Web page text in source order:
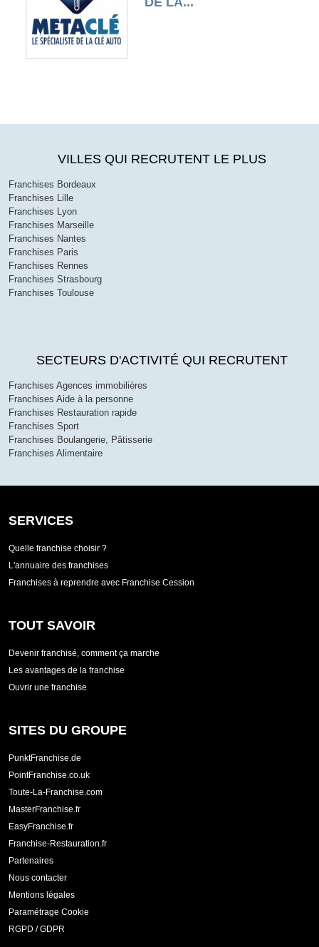
VILLES QUI RECRUTENT LE PLUS
Franchises Bordeaux
Franchises Lille
Franchises Lyon
Franchises Marseille
Franchises Nantes
Franchises Paris
Franchises Rennes
Franchises Strasbourg
Franchises Toulouse
SECTEURS D'ACTIVITÉ QUI RECRUTENT
Franchises Agences immobilières
Franchises Aide à la personne
Franchises Restauration rapide
Franchises Sport
Franchises Boulangerie, Pâtisserie
Franchises Alimentaire
SERVICES
Quelle franchise choisir ?
L'annuaire des franchises
Franchises à reprendre avec Franchise Cession
TOUT SAVOIR
Devenir franchisé, comment ça marche
Les avantages de la franchise
Ouvrir une franchise
SITES DU GROUPE
PunktFranchise.de
PointFranchise.co.uk
Toute-La-Franchise.com
MasterFranchise.fr
EasyFranchise.fr
Franchise-Restauration.fr
Partenaires
Nous contacter
Mentions légales
Paramétrage Cookie
RGPD / GDPR